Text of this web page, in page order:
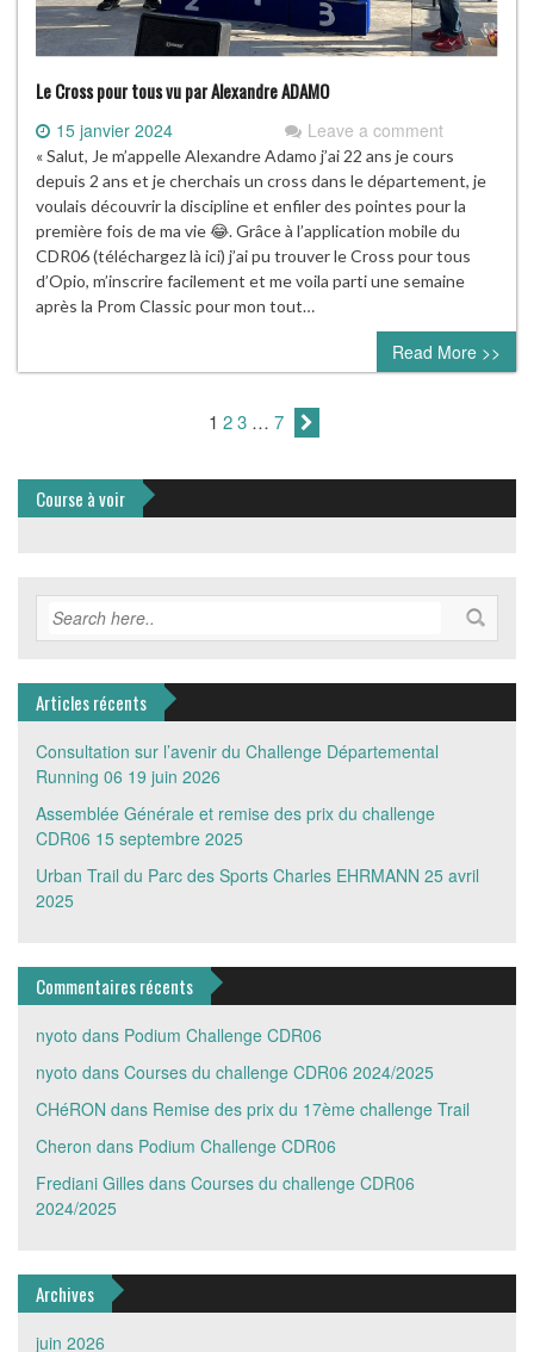
Le Cross pour tous vu par Alexandre ADAMO
15 janvier 2024 Leave a comment
« Salut, Je m’appelle Alexandre Adamo j’ai 22 ans je cours
depuis 2 ans et je cherchais un cross dans le département, je
voulais découvrir la discipline et enfiler des pointes pour la
première fois de ma vie 😂. Grâce à l’application mobile du
CDR06 (téléchargez là ici) j’ai pu trouver le Cross pour tous
d’Opio, m’inscrire facilement et me voila parti une semaine
après la Prom Classic pour mon tout…
Read More >>
1 23 … 7
Course à voir
Articles récents
Consultation sur l’avenir du Challenge Départemental
Running 06 19 juin 2026
Assemblée Générale et remise des prix du challenge
CDR06 15 septembre 2025
Urban Trail du Parc des Sports Charles EHRMANN 25 avril
2025
Commentaires récents
nyoto dans Podium Challenge CDR06
nyoto dans Courses du challenge CDR06 2024/2025
CHéRON dans Remise des prix du 17ème challenge Trail
Cheron dans Podium Challenge CDR06
Frediani Gilles dans Courses du challenge CDR06
2024/2025
Archives
juin 2026